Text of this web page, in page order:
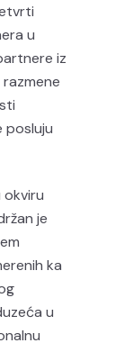
u
iz
posluju
okviru
je
ka
u